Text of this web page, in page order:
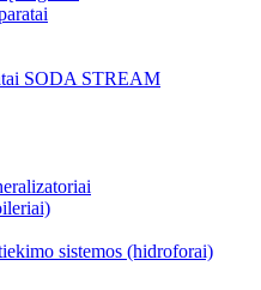
SODA STREAM
sistemos (hidroforai)